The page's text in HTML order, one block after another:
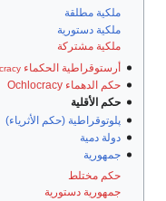
ملكية مطلقة
ملكية دستورية
ملكية مشتركة
أرستوقراطية الحكماء
حكم الدهماء Ochlocracy
حكم الأقلية
پلوتوقراطية (حكم الأثرياء)
دولة دمية
جمهورية
حكم مختلط
جمهورية دستورية